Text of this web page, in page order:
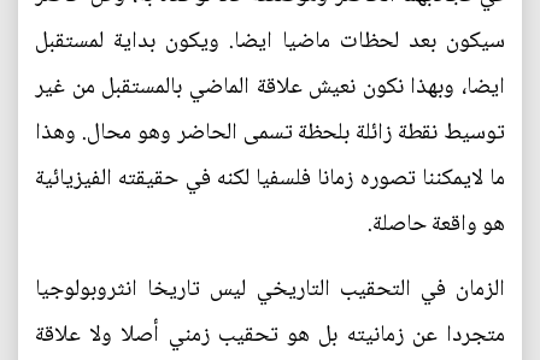
سيكون بعد لحظات ماضيا ايضا. ويكون بداية لمستقبل
ايضا، وبهذا نكون نعيش علاقة الماضي بالمستقبل من غير
توسيط نقطة زائلة بلحظة تسمى الحاضر وهو محال. وهذا
ما لايمكننا تصوره زمانا فلسفيا لكنه في حقيقته الفيزيائية
هو واقعة حاصلة.
الزمان في التحقيب التاريخي ليس تاريخا انثروبولوجيا
متجردا عن زمانيته بل هو تحقيب زمني أصلا ولا علاقة